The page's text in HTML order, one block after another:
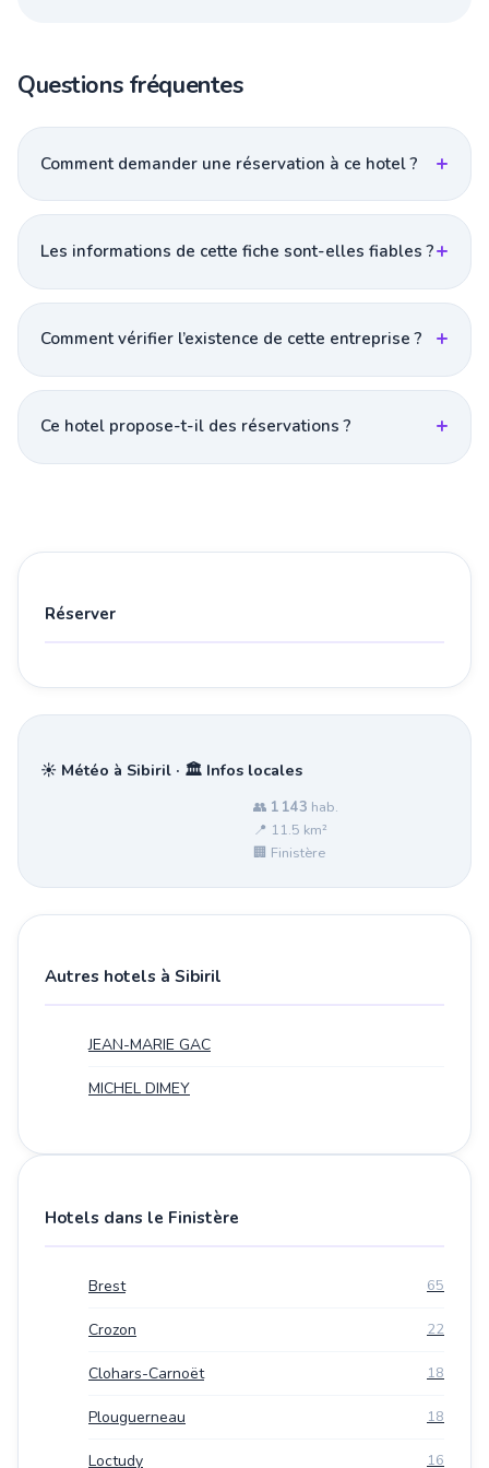
Questions fréquentes
Comment demander une réservation à ce hotel ?
Les informations de cette fiche sont-elles fiables ?
Comment vérifier l’existence de cette entreprise ?
Ce hotel propose-t-il des réservations ?
Réserver
☀️ Météo à Sibiril · 🏛️ Infos locales
👥 1 143 hab.
📍 11.5 km²
🏢 Finistère
Autres hotels à Sibiril
JEAN-MARIE GAC
MICHEL DIMEY
Hotels dans le Finistère
Brest 65
Crozon 22
Clohars-Carnoët 18
Plouguerneau 18
Loctudy 16